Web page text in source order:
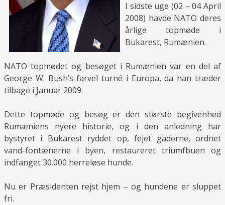
I sidste uge (02 – 04 April
2008) havde NATO deres
årlige topmøde i
Bukarest, Rumænien.
NATO topmødet og besøget i Rumænien var en del af
George W. Bush’s farvel turné i Europa, da han træder
tilbage i Januar 2009.
Dette topmøde og besøg er den største begivenhed
Rumæniens nyere historie, og i den anledning har
bystyret i Bukarest ryddet op, fejet gaderne, ordnet
vand-fontænerne i byen, restaureret triumfbuen og
indfanget 30.000 herreløse hunde.
Nu er Præsidenten rejst hjem – og hundene er sluppet
fri.